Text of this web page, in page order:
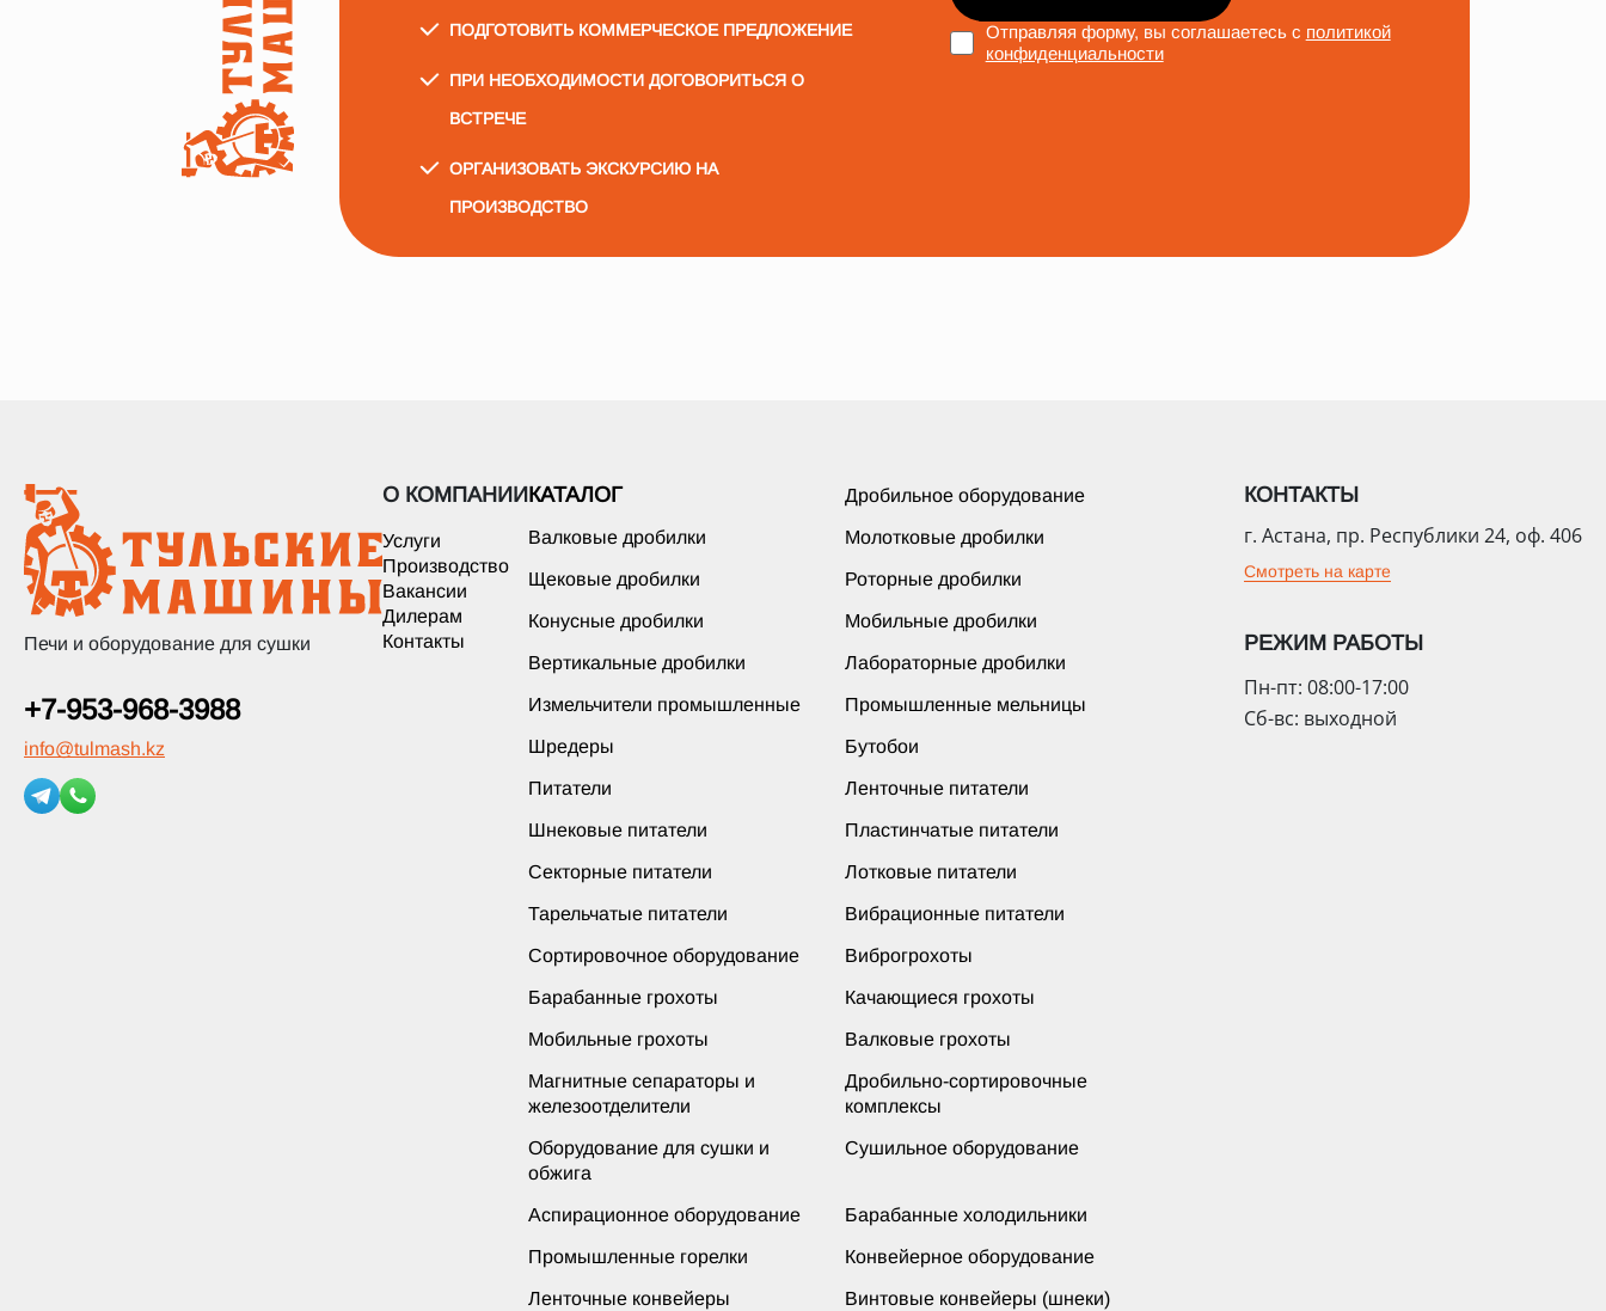
ПОДГОТОВИТЬ КОММЕРЧЕСКОЕ ПРЕДЛОЖЕНИЕ
ПРИ НЕОБХОДИМОСТИ ДОГОВОРИТЬСЯ О
ВСТРЕЧЕ
ОРГАНИЗОВАТЬ ЭКСКУРСИЮ НА
ПРОИЗВОДСТВО
Отправляя форму, вы соглашаетесь с политикой
конфиденциальности
Печи и оборудование для сушки
+7-953-968-3988
info@tulmash.kz
О КОМПАНИИ
Услуги
Производство
Вакансии
Дилерам
Контакты
КАТАЛОГ Дробильное оборудование
Валковые дробилки Молотковые дробилки
Щековые дробилки Роторные дробилки
Конусные дробилки Мобильные дробилки
Вертикальные дробилки Лабораторные дробилки
Измельчители промышленные Промышленные мельницы
Шредеры Бутобои
Питатели Ленточные питатели
Шнековые питатели Пластинчатые питатели
Секторные питатели Лотковые питатели
Тарельчатые питатели Вибрационные питатели
Сортировочное оборудование Виброгрохоты
Барабанные грохоты Качающиеся грохоты
Мобильные грохоты Валковые грохоты
Магнитные сепараторы и
железоотделители
Дробильно-сортировочные
комплексы
Оборудование для сушки и
обжига
Сушильное оборудование
Аспирационное оборудование Барабанные холодильники
Промышленные горелки Конвейерное оборудование
Ленточные конвейеры Винтовые конвейеры (шнеки)
КОНТАКТЫ
г. Астана, пр. Республики 24, оф. 406
Смотреть на карте
РЕЖИМ РАБОТЫ
Пн-пт: 08:00-17:00
Сб-вс: выходной